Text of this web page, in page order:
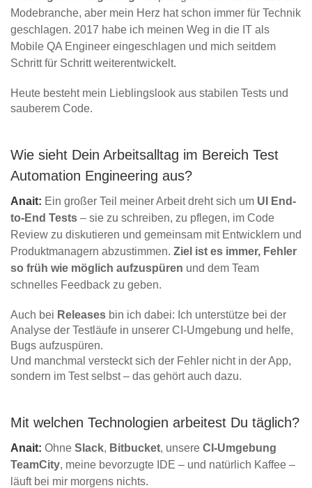
Modebranche, aber mein Herz hat schon immer für Technik
geschlagen. 2017 habe ich meinen Weg in die IT als
Mobile QA Engineer eingeschlagen und mich seitdem
Schritt für Schritt weiterentwickelt.
Heute besteht mein Lieblingslook aus stabilen Tests und
sauberem Code.
Wie sieht Dein Arbeitsalltag im Bereich Test
Automation Engineering aus?
Anait: Ein großer Teil meiner Arbeit dreht sich um UI End-
to-End Tests – sie zu schreiben, zu pflegen, im Code
Review zu diskutieren und gemeinsam mit Entwicklern und
Produktmanagern abzustimmen. Ziel ist es immer, Fehler
so früh wie möglich aufzuspüren und dem Team
schnelles Feedback zu geben.
Auch bei Releases bin ich dabei: Ich unterstütze bei der
Analyse der Testläufe in unserer CI-Umgebung und helfe,
Bugs aufzuspüren.
Und manchmal versteckt sich der Fehler nicht in der App,
sondern im Test selbst – das gehört auch dazu.
Mit welchen Technologien arbeitest Du täglich?
Anait: Ohne Slack, Bitbucket, unsere CI-Umgebung
TeamCity, meine bevorzugte IDE – und natürlich Kaffee –
läuft bei mir morgens nichts.